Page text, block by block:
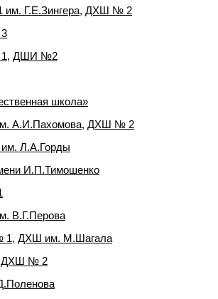
Г.Е.Зингера, ДХШ № 2
ДШИ №2
школа»
А.И.Пахомова, ДХШ № 2
Л.А.Горды
И.П.Тимошенко
В.Г.Перова
1, ДХШ им. М.Шагала
ДХШ № 2